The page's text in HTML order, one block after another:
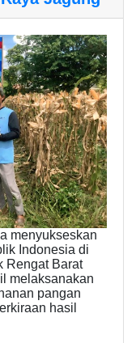
menyukseskan
Indonesia di
Rengat Barat
melaksanakan
pangan
hasil